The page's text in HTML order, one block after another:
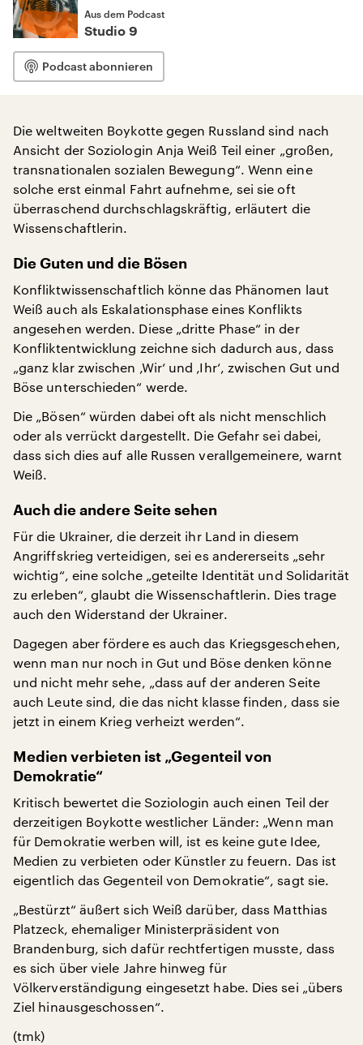
Aus dem Podcast
Studio 9
Podcast abonnieren
Die weltweiten Boykotte gegen Russland sind nach
Ansicht der Soziologin Anja Weiß Teil einer „großen,
transnationalen sozialen Bewegung“. Wenn eine
solche erst einmal Fahrt aufnehme, sei sie oft
überraschend durchschlagskräftig, erläutert die
Wissenschaftlerin.
Die Guten und die Bösen
Konfliktwissenschaftlich könne das Phänomen laut
Weiß auch als Eskalationsphase eines Konflikts
angesehen werden. Diese „dritte Phase“ in der
Konfliktentwicklung zeichne sich dadurch aus, dass
„ganz klar zwischen ‚Wir‘ und ‚Ihr‘, zwischen Gut und
Böse unterschieden“ werde.
Die „Bösen“ würden dabei oft als nicht menschlich
oder als verrückt dargestellt. Die Gefahr sei dabei,
dass sich dies auf alle Russen verallgemeinere, warnt
Weiß.
Auch die andere Seite sehen
Für die Ukrainer, die derzeit ihr Land in diesem
Angriffskrieg verteidigen, sei es andererseits „sehr
wichtig“, eine solche „geteilte Identität und Solidarität
zu erleben“, glaubt die Wissenschaftlerin. Dies trage
auch den Widerstand der Ukrainer.
Dagegen aber fördere es auch das Kriegsgeschehen,
wenn man nur noch in Gut und Böse denken könne
und nicht mehr sehe, „dass auf der anderen Seite
auch Leute sind, die das nicht klasse finden, dass sie
jetzt in einem Krieg verheizt werden“.
Medien verbieten ist „Gegenteil von
Demokratie“
Kritisch bewertet die Soziologin auch einen Teil der
derzeitigen Boykotte westlicher Länder: „Wenn man
für Demokratie werben will, ist es keine gute Idee,
Medien zu verbieten oder Künstler zu feuern. Das ist
eigentlich das Gegenteil von Demokratie“, sagt sie.
„Bestürzt“ äußert sich Weiß darüber, dass Matthias
Platzeck, ehemaliger Ministerpräsident von
Brandenburg, sich dafür rechtfertigen musste, dass
es sich über viele Jahre hinweg für
Völkerverständigung eingesetzt habe. Dies sei „übers
Ziel hinausgeschossen“.
(tmk)